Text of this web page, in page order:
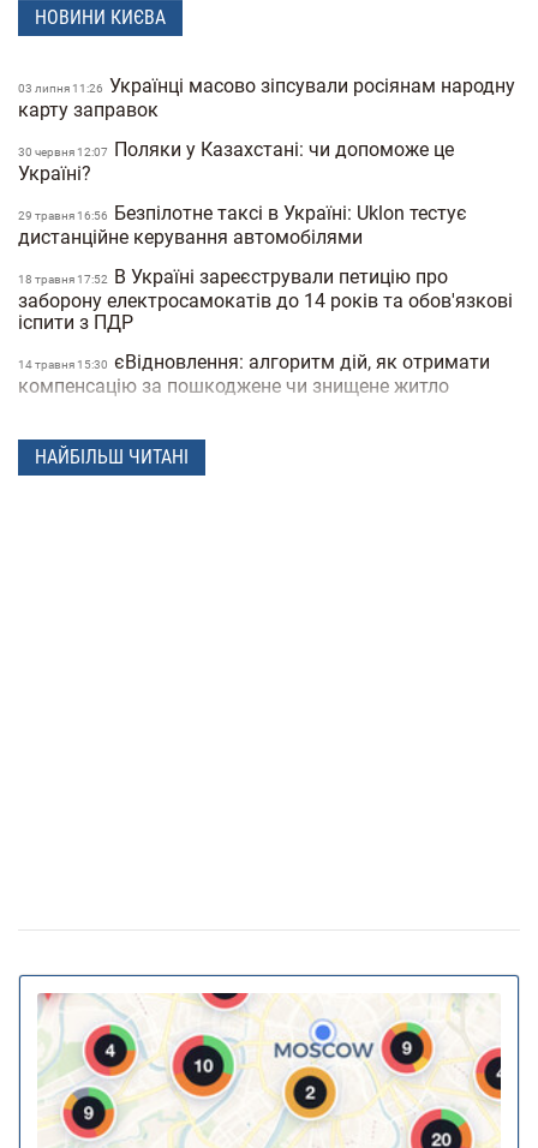
НОВИНИ КИЄВА
03 липня 11:26 Українці масово зіпсували росіянам народну
карту заправок
30 червня 12:07
Поляки у Казахстані: чи допоможе це
Україні?
29 травня 16:56
Безпілотне таксі в Україні: Uklon тестує
дистанційне керування автомобілями
18 травня 17:52
В Україні зареєстрували петицію про
заборону електросамокатів до 14 років та обов'язкові
іспити з ПДР
14 травня 15:30 єВідновлення: алгоритм дій, як отримати
компенсацію за пошкоджене чи знищене житло
електросамокати на тротуарах: де і як вони зможуть
їздити
що буде з погодою завтра
18 серпня 16:36 Штрафи до 3400 грн: Кабмін пропонує
посилити покарання за порушення комендантської
години
10 липня 16:23 За тварин в авто штрафуватимуть та
позбавлятимуть волі: у КМДА нагадали про покарання
для водіїв
НАЙБІЛЬШ ЧИТАНІ